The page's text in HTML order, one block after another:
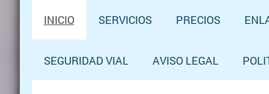
INICIO SERVICIOS PRECIOS
SEGURIDAD VIAL AVISO LEGAL